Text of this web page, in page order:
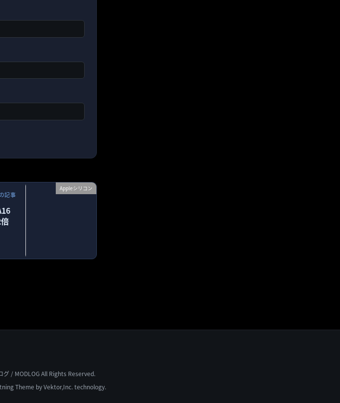
Appleシリコン
記事
/ MODLOG All Rights Reserved.
Theme by Vektor,Inc. technology.